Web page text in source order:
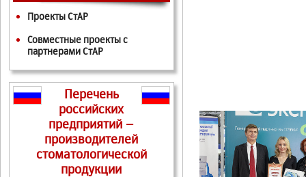
Проекты СтАР
Совместные проекты с
партнерами СтАР
Перечень
российских
предприятий –
производителей
стоматологической
продукции